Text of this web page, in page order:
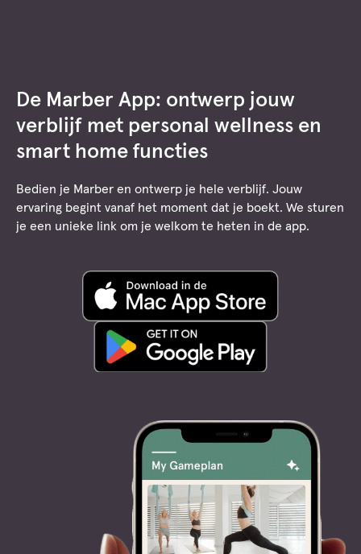
De Marber App: ontwerp jouw
verblijf met personal wellness en
smart home functies
Bedien je Marber en ontwerp je hele verblijf. Jouw
ervaring begint vanaf het moment dat je boekt. We sturen
je een unieke link om je welkom te heten in de app.